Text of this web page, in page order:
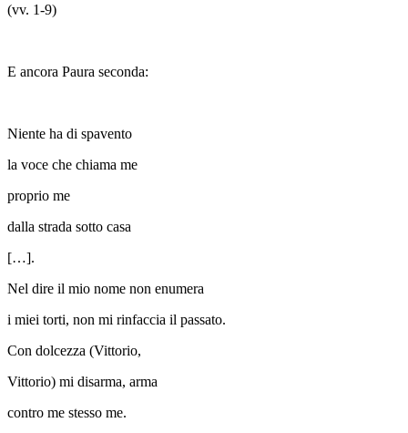
(vv. 1-9)
E ancora Paura seconda:
Niente ha di spavento
la voce che chiama me
proprio me
dalla strada sotto casa
[…].
Nel dire il mio nome non enumera
i miei torti, non mi rinfaccia il passato.
Con dolcezza (Vittorio,
Vittorio) mi disarma, arma
contro me stesso me.